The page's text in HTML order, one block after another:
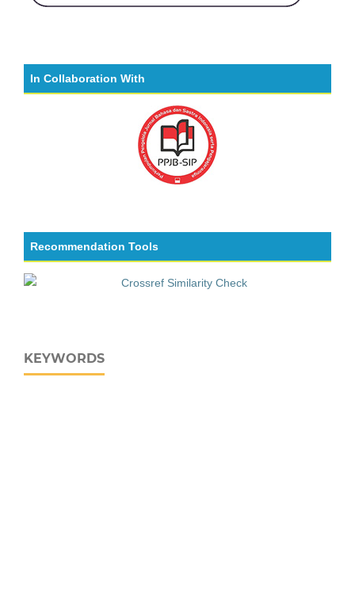
In Collaboration With
Recommendation Tools
KEYWORDS